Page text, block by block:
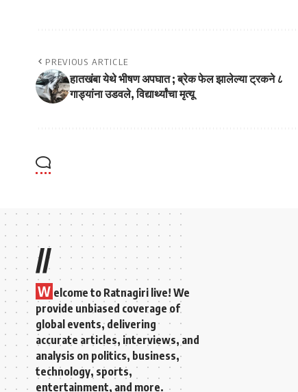
PREVIOUS ARTICLE
हातखंबा येथे भीषण अपघात ; ब्रेक फेल झालेल्या ट्रकने ८
गाड्यांना उडवले, विद्यार्थ्यांचा मृत्यू
//
W elcome to Ratnagiri live! We
provide unbiased coverage of
global events, delivering
accurate articles, interviews, and
analysis on politics, business,
technology, sports,
entertainment, and more.